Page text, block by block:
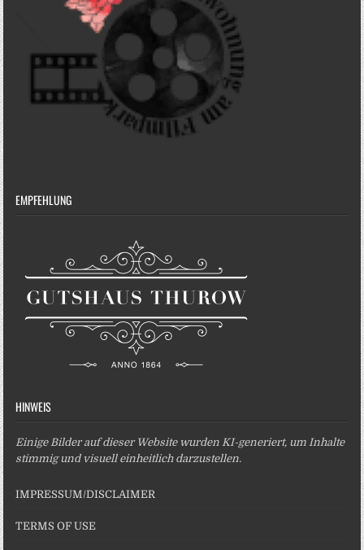
EMPFEHLUNG
HINWEIS
Einige Bilder auf dieser Website wurden KI-generiert, um Inhalte
stimmig und visuell einheitlich darzustellen.
IMPRESSUM/DISCLAIMER
TERMS OF USE